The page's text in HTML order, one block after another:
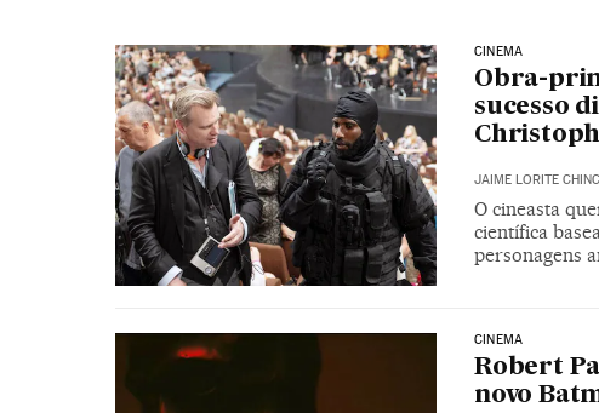
CINEMA
Obra-
sucesso
JAIME LORITE
O cineasta
científica
personagens
CINEMA
Robert
novo